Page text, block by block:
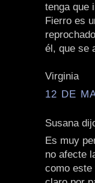
tenga que
Fierro es
él, que se
Virginia
12 DE
Susana
Es muy
no afecte
como este